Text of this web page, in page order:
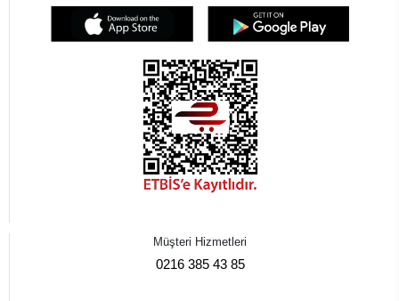
Müşteri Hizmetleri
0216 385 43 85